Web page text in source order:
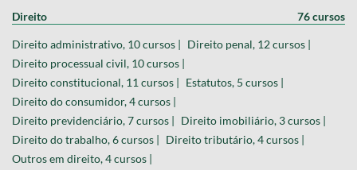
Direito 76 cursos
Direito administrativo, 10 cursos | Direito penal, 12 cursos |
Direito processual civil, 10 cursos |
Direito constitucional, 11 cursos | Estatutos, 5 cursos |
Direito do consumidor, 4 cursos |
Direito previdenciário, 7 cursos | Direito imobiliário, 3 cursos |
Direito do trabalho, 6 cursos | Direito tributário, 4 cursos |
Outros em direito, 4 cursos |